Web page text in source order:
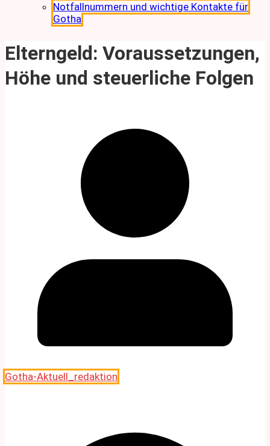
Notfallnummern und wichtige Kontakte für
Gotha
Elterngeld: Voraussetzungen,
Höhe und steuerliche Folgen
Gotha-Aktuell_redaktion